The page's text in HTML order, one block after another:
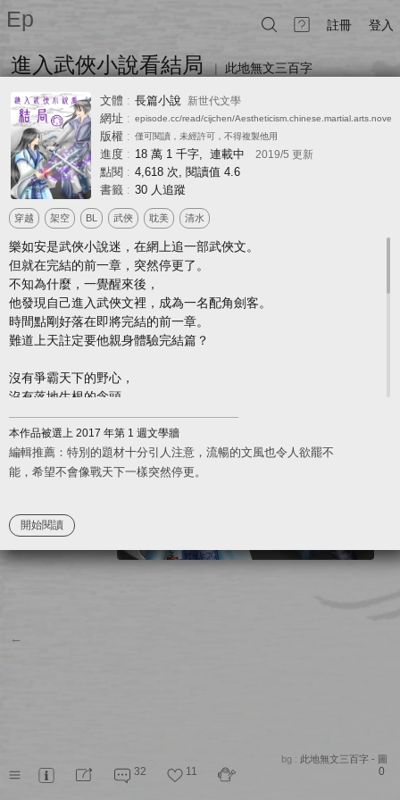
Ep 註冊 登入
進入武俠小說看結局 | 此地無文三百字
︻自繪封面
，
點圖可放大︼
文體 : 長篇小說 新世代文學
網址 : episode.cc/read/cijchen/Aestheticism.chinese.martial.arts.novel
版權 : 僅可閱讀，未經許可，不得複製他用
進度 : 18 萬 1 千字, 連載中 2019/5 更新
點閱 : 4,618 次, 閱讀值 4.6
書籤 : 30 人追蹤
穿越 架空 BL 武俠 耽美 清水
樂如安是武俠小說迷，在網上追一部武俠文。
但就在完結的前一章，突然停更了。
不知為什麼，一覺醒來後，
他發現自己進入武俠文裡，成為一名配角劍客。
時間點剛好落在即將完結的前一章。
難道上天註定要他親身體驗完結篇？
沒有爭霸天下的野心，
沒有落地生根的念頭，
他唯一想做的，就是收看結局。
但結局，卻是大大地出乎意料之外……
如此一來，這是結束？還是開始？
樂如安手握寶劍、腳踏輕功，
身邊相伴的是，那個人。
還是另一場未知的人生？
本作品被選上 2017 年第 1 週文學牆
編輯推薦：特別的題材十分引人注意，流暢的文風也令人欲罷不
能，希望不會像戰天下一樣突然停更。
開始閱讀
←
bg : 此地無文三百字 - 圖
32 11 0